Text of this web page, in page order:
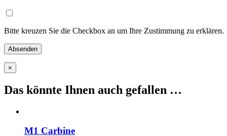
Bitte kreuzen Sie die Checkbox an um Ihre Zustimmung zu erklären.
×
Das könnte Ihnen auch gefallen …
M1 Carbine